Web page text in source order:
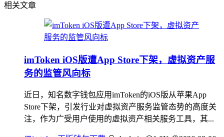
相关文章
imToken iOS版遭App Store下架，虚拟资产服
务的监管风向标
近日，知名数字钱包应用imToken的iOS版从苹果App
Store下架，引发行业对虚拟资产服务监管态势的高度关
注，作为广受用户使用的虚拟资产相关服务工具，其...